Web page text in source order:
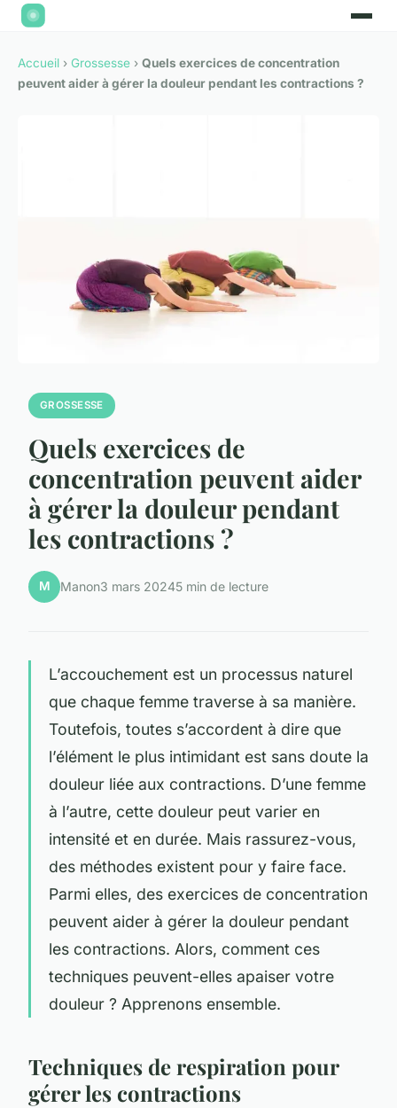
Accueil › Grossesse › Quels exercices de concentration
peuvent aider à gérer la douleur pendant les contractions ?
GROSSESSE
Quels exercices de
concentration peuvent aider
à gérer la douleur pendant
les contractions ?
M Manon3 mars 20245 min de lecture
L’accouchement est un processus naturel
que chaque femme traverse à sa manière.
Toutefois, toutes s’accordent à dire que
l’élément le plus intimidant est sans doute la
douleur liée aux contractions. D’une femme
à l’autre, cette douleur peut varier en
intensité et en durée. Mais rassurez-vous,
des méthodes existent pour y faire face.
Parmi elles, des exercices de concentration
peuvent aider à gérer la douleur pendant
les contractions. Alors, comment ces
techniques peuvent-elles apaiser votre
douleur ? Apprenons ensemble.
Techniques de respiration pour
gérer les contractions